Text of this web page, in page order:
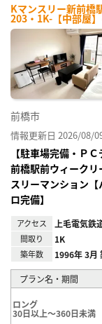
Kマンスリー新前橋
203・1K-【中部屋
前橋市
情報更新日 2026/08/
【駐車場完備・Ｐ
前橋駅前ウィーク
スリーマンション
ロ完備】
アクセス 上毛電気鉄
間取り 1K
築年数 1996年 3月
プラン名・期間
ロング
30日以上～360日未満